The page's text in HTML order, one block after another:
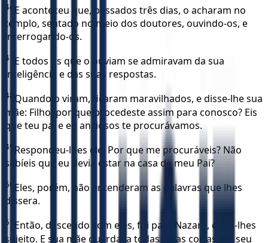
46 E aconteceu que, passados três dias, o acharam no
templo, sentado no meio dos doutores, ouvindo-os, e
interrogando-os.
47 E todos os que o ouviam se admiravam da sua
inteligência e das suas respostas.
48 Quando o viram, ficaram maravilhados, e disse-lhe sua
mãe: Filho, por que procedeste assim para conosco? Eis
que teu pai e eu ansiosos te procurávamos.
49 Respondeu-lhes ele: Por que me procuráveis? Não
sabíeis que eu devia estar na casa de meu Pai?
50 Eles, porém, não entenderam as palavras que lhes
dissera.
51
Então, descendo com eles, foi para Nazaré, e era-lhes
sujeito. E sua mãe guardava todas estas coisas em seu